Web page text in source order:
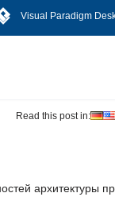
Visual Paradigm
Read this post in:
архитектуры